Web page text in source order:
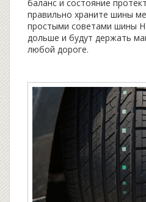
баланс и состояние
правильно храните шины
простыми советами шины
дольше и будут держать
любой дороге.